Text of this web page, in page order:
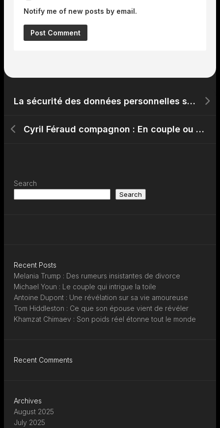
Notify me of new posts by email.
La sécurité des données personnelles sur la plateforme Turbowins
Cyril Féraud compagnon : En couple ou célibataire ? Le mystère de la vie privée de l’animateur
Search
Search
Recent Posts
Melania Trump : Des rumeurs insistantes de divorce
Michael Youn : Le couple qui intrigue la toile
Antoine Dupont : Une révélation sur sa vie amoureuse
Tom Hiddleston : Ce que son épouse vient de révéler
Khamzat Chimaev : Son poids réel étonne tout le monde
Recent Comments
Archives
August 2025
July 2025